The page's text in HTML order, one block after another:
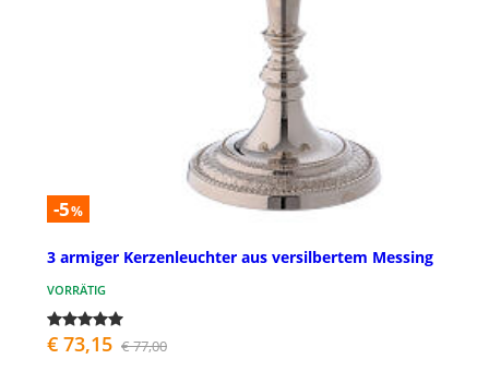
-5%
3 armiger Kerzenleuchter aus versilbertem Messing
VORRÄTIG
€ 73,15 € 77,00